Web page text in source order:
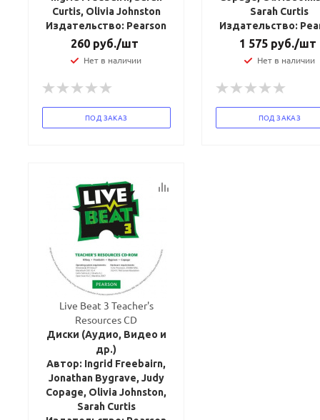
Curtis, Olivia Johnston
Издательство: Pearson
260 руб./шт
Нет в наличии
ПОД ЗАКАЗ
Sarah Curtis
Издательство:
1 575 руб./шт
Нет в наличии
ПОД ЗАКАЗ
Live Beat 3 Teacher's
Resources CD
Диски (Аудио, Видео и
др.)
Автор: Ingrid Freebairn,
Jonathan Bygrave, Judy
Copage, Olivia Johnston,
Sarah Curtis